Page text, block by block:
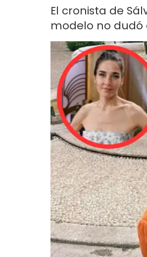
El cronista de
modelo no dudó